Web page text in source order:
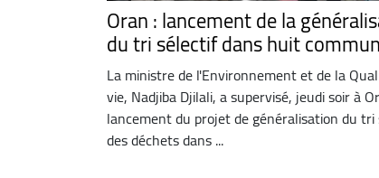
Oran : lancement de la
du tri sélectif dans huit
La ministre de l'Environnement et de la
vie, Nadjiba Djilali, a supervisé, jeudi soir à
lancement du projet de généralisation du
des déchets dans ...